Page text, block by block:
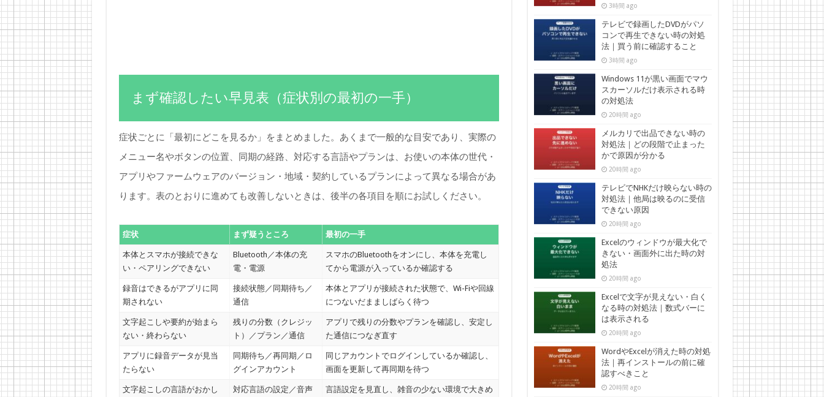
まず確認したい早見表（症状別の最初の一手）
症状ごとに「最初にどこを見るか」をまとめました。あくまで一般的な目安であり、実際の
メニュー名やボタンの位置、同期の経路、対応する言語やプランは、お使いの本体の世代・
アプリやファームウェアのバージョン・地域・契約しているプランによって異なる場合があ
ります。表のとおりに進めても改善しないときは、後半の各項目を順にお試しください。
症状 まず疑うところ 最初の一手
本体とスマホが接続できな
い・ペアリングできない
Bluetooth／本体の充
電・電源
スマホのBluetoothをオンにし、本体を充電し
てから電源が入っているか確認する
録音はできるがアプリに同
期されない
接続状態／同期待ち／
通信
本体とアプリが接続された状態で、Wi-Fiや回線
につないだまましばらく待つ
文字起こしや要約が始まら
ない・終わらない
残りの分数（クレジッ
ト）／プラン／通信
アプリで残りの分数やプランを確認し、安定し
た通信につなぎ直す
アプリに録音データが見当
たらない
同期待ち／再同期／ロ
グインアカウント
同じアカウントでログインしているか確認し、
画面を更新して再同期を待つ
文字起こしの言語がおかし
対応言語の設定／音声
言語設定を見直し、雑音の少ない環境で大きめ
3時間 ago
テレビで録画したDVDがパソ
コンで再生できない時の対処
法｜買う前に確認すること
3時間 ago
Windows 11が黒い画面でマウ
スカーソルだけ表示される時
の対処法
20時間 ago
メルカリで出品できない時の
対処法｜どの段階で止まった
かで原因が分かる
20時間 ago
テレビでNHKだけ映らない時の
対処法｜他局は映るのに受信
できない原因
20時間 ago
Excelのウィンドウが最大化で
きない・画面外に出た時の対
処法
20時間 ago
Excelで文字が見えない・白く
なる時の対処法｜数式バーに
は表示される
20時間 ago
WordやExcelが消えた時の対処
法｜再インストールの前に確
認すべきこと
20時間 ago